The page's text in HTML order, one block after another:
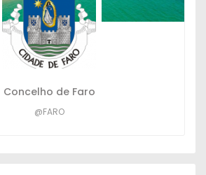
Concelho de Faro
@FARO